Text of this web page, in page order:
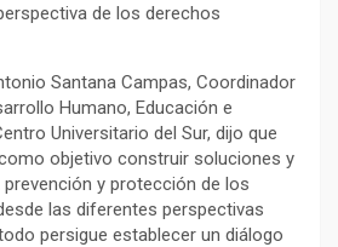
de los derechos
Santana Campas, Coordinador
Humano, Educación e
Universitario del Sur, dijo que
objetivo construir soluciones y
y protección de los
las diferentes perspectivas
persigue establecer un diálogo